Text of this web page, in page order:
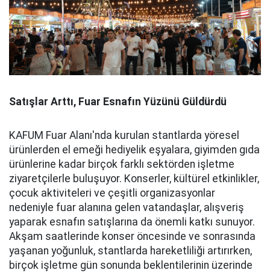
Satışlar Arttı, Fuar Esnafın Yüzünü Güldürdü
KAFUM Fuar Alanı'nda kurulan stantlarda yöresel
ürünlerden el emeği hediyelik eşyalara, giyimden gıda
ürünlerine kadar birçok farklı sektörden işletme
ziyaretçilerle buluşuyor. Konserler, kültürel etkinlikler,
çocuk aktiviteleri ve çeşitli organizasyonlar
nedeniyle fuar alanına gelen vatandaşlar, alışveriş
yaparak esnafın satışlarına da önemli katkı sunuyor.
Akşam saatlerinde konser öncesinde ve sonrasında
yaşanan yoğunluk, stantlarda hareketliliği artırırken,
birçok işletme gün sonunda beklentilerinin üzerinde